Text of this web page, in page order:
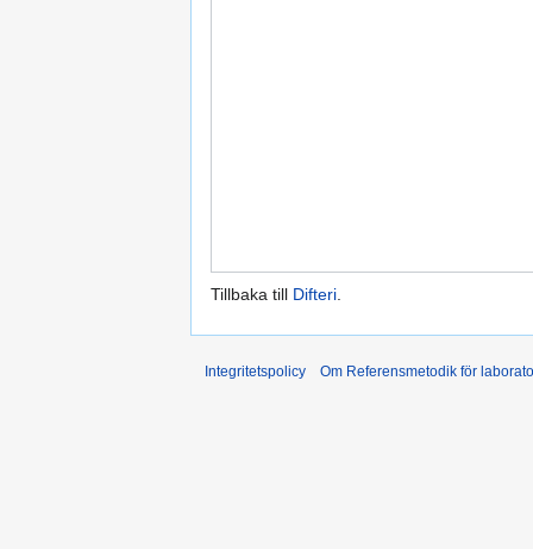
Tillbaka till Difteri.
Integritetspolicy Om Referensmetodik för